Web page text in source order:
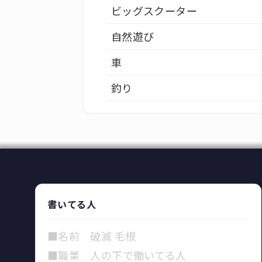
ビッグスクーター
自然遊び
車
釣り
書いてる人
■名前 破滅 毛根
■職業 人の下で働いてる人